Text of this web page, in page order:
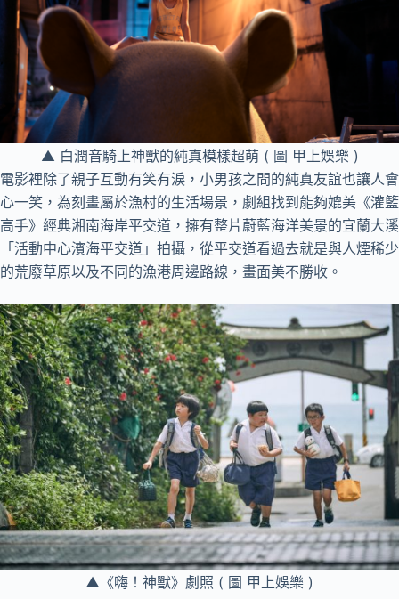
▲ 白潤音騎上神獸的純真模樣超萌 ( 圖 甲上娛樂 )
電影裡除了親子互動有笑有淚，小男孩之間的純真友誼也讓人會
心一笑，為刻畫屬於漁村的生活場景，劇組找到能夠媲美《灌籃
高手》經典湘南海岸平交道，擁有整片蔚藍海洋美景的宜蘭大溪
「活動中心濱海平交道」拍攝，從平交道看過去就是與人煙稀少
的荒廢草原以及不同的漁港周邊路線，畫面美不勝收。
▲《嗨！神獸》劇照 ( 圖 甲上娛樂 )